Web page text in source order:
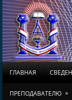
ГЛАВНАЯ
ПРЕПОДАВАТЕЛЮ »